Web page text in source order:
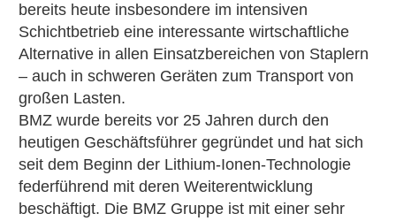
bereits heute insbesondere im intensiven
Schichtbetrieb eine interessante wirtschaftliche
Alternative in allen Einsatzbereichen von Staplern
– auch in schweren Geräten zum Transport von
großen Lasten.
BMZ wurde bereits vor 25 Jahren durch den
heutigen Geschäftsführer gegründet und hat sich
seit dem Beginn der Lithium-Ionen-Technologie
federführend mit deren Weiterentwicklung
beschäftigt. Die BMZ Gruppe ist mit einer sehr